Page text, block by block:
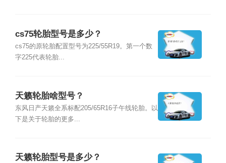
cs75轮胎型号是多少？
cs75的原轮胎配置型号为225/55R19。第一个数
字225代表轮胎...
天籁轮胎啥型号？
东风日产天籁全系标配205/65R16子午线轮胎。以
下是关于轮胎的更多...
天籁轮胎型号是多少？